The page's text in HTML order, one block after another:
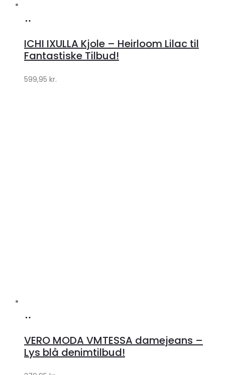
Klædeskabet.dk
ICHI IXULLA Kjole – Heirloom Lilac til
Fantastiske Tilbud!
599,95 kr.
Klædeskabet.dk
VERO MODA VMTESSA damejeans –
Lys blå denimtilbud!